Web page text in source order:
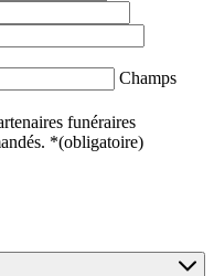
Champs
funéraires
*(obligatoire)